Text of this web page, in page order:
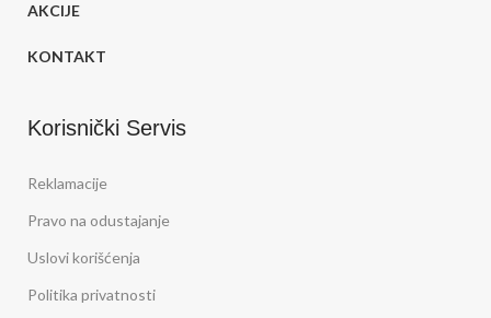
AKCIJE
KONTAKT
Korisnički Servis
Reklamacije
Pravo na odustajanje
Uslovi korišćenja
Politika privatnosti